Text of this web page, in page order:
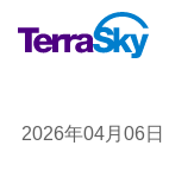
2026年04月06日